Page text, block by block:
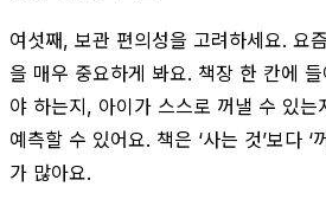
여섯째, 보관 편의성을 고려하세요. 요
을 매우 중요하게 봐요. 책장 한 칸에
야 하는지, 아이가 스스로 꺼낼 수 있는
예측할 수 있어요. 책은 ‘사는 것’보다 ‘
가 많아요.